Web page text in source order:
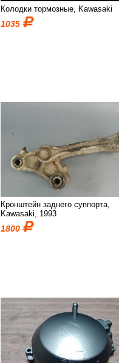
Колодки тормозные, Kawasaki
1035
Кронштейн заднего суппорта,
Kawasaki, 1993
1800